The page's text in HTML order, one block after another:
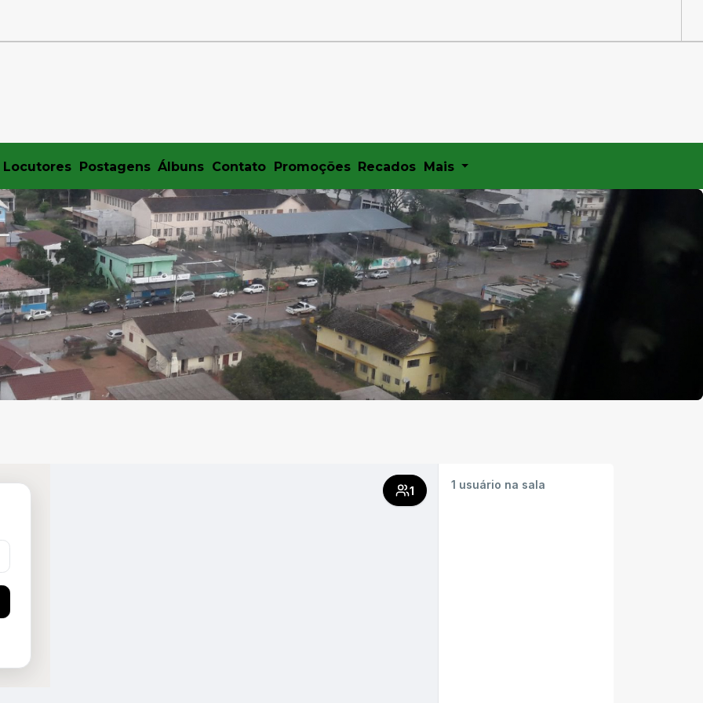
Locutores Postagens Álbuns Contato Promoções Recados Mais